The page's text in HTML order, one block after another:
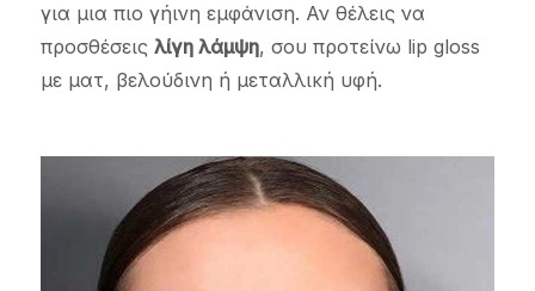
για μια πιο γήινη εμφάνιση. Αν θέλεις να
προσθέσεις λίγη λάμψη, σου προτείνω lip gloss
με ματ, βελούδινη ή μεταλλική υφή.